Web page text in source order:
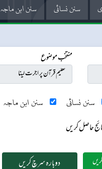
سنن نسائی سنن ابن ماجہ
منتخب موضوع
سنن نسائی سنن ابن ماجہ